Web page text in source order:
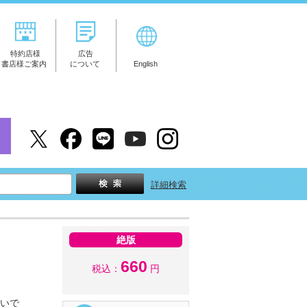
特約店様
書店様ご案内
広告
について
English
詳細検索
で
絶版
税込： 660 円